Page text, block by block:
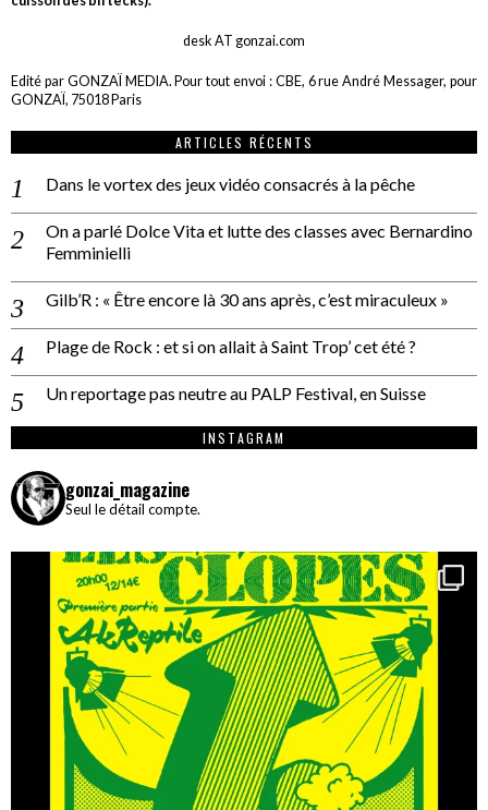
desk AT gonzai.com
Edité par GONZAÏ MEDIA. Pour tout envoi : CBE, 6 rue André Messager, pour
GONZAÏ, 75018 Paris
ARTICLES RÉCENTS
Dans le vortex des jeux vidéo consacrés à la pêche
On a parlé Dolce Vita et lutte des classes avec Bernardino
Femminielli
Gilb’R : « Être encore là 30 ans après, c’est miraculeux »
Plage de Rock : et si on allait à Saint Trop’ cet été ?
Un reportage pas neutre au PALP Festival, en Suisse
INSTAGRAM
gonzai_magazine
Seul le détail compte.